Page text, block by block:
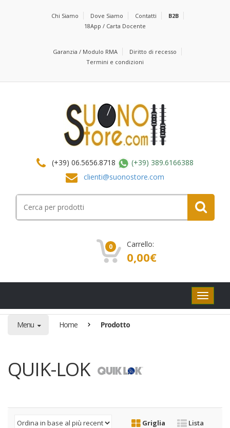
Chi Siamo Dove Siamo Contatti
B2B
18App / Carta Docente
Garanzia / Modulo RMA
Diritto di recesso
Termini e condizioni
(+39) 06.5656.8718
(+39) 389.6166388
clienti@suonostore.com
per:
0 Carrello:
0,00€
Pulsanti
di
Menu Home Prodotto
QUIK-LOK
Griglia Lista